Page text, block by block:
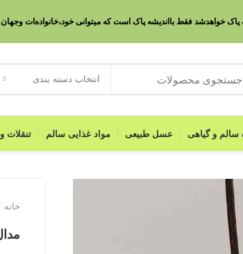
پاک خواهدشد فقط بااندیشه پاک است که میتوانی
انتخاب دسته بندی
سالم و گیاهی عسل طبیعی مواد غذایی سالم تنقلات
خانه